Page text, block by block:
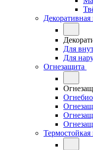
Декоративная
Для
Для
Огнезащита
Термостойкая